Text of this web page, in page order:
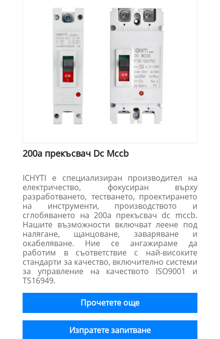
200a прекъсвач Dc Mccb
ICHYTI е специализиран производител на
електричество, фокусиран върху
разработването, тестването, проектирането
на инструменти, производството и
сглобяването на 200a прекъсвач dc mccb.
Нашите възможности включват леене под
налягане, щанцоване, заваряване и
окабеляване. Ние се ангажираме да
работим в съответствие с най-високите
стандарти за качество, включително системи
за управление на качеството ISO9001 и
TS16949.
Прочетете още
Изпратете запитване